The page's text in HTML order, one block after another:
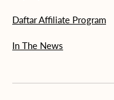
Daftar Affiliate Program
In The News